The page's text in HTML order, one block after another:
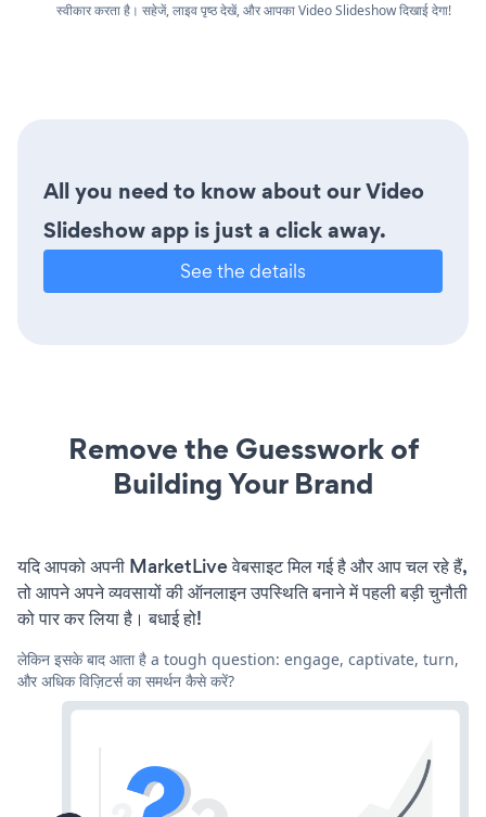
स्वीकार करता है। सहेजें, लाइव पृष्ठ देखें, और आपका Video Slideshow दिखाई देगा!
All you need to know about our Video
Slideshow app is just a click away.
See the details
Remove the Guesswork of
Building Your Brand
यदि आपको अपनी MarketLive वेबसाइट मिल गई है और आप चल रहे हैं,
तो आपने अपने व्यवसायों की ऑनलाइन उपस्थिति बनाने में पहली बड़ी चुनौती
को पार कर लिया है। बधाई हो!
लेकिन इसके बाद आता है a tough question: engage, captivate, turn,
और अधिक विज़िटर्स का समर्थन कैसे करें?